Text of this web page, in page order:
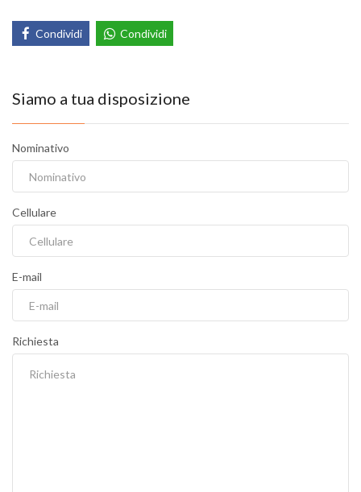
Condividi Condividi
Siamo a tua disposizione
Nominativo
Cellulare
E-mail
Richiesta